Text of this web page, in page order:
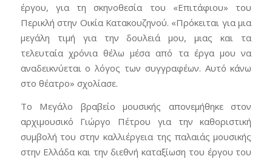
έργου, για τη σκηνοθεσία του «Επιτάφιου» του
Περικλή στην Οικία Κατακουζηνού. «Πρόκειται για μια
μεγάλη τιμή για την δουλειά μου, μιας και τα
τελευταία χρόνια θέλω μέσα από τα έργα μου να
αναδεικνύεται ο λόγος των συγγραφέων. Αυτό κάνω
στο θέατρο» σχολίασε.
Το Μεγάλο βραβείο μουσικής απονεμήθηκε στον
αρχιμουσικό Γιώργο Πέτρου για την καθοριστική
συμβολή του στην καλλιέργεια της παλαιάς μουσικής
στην Ελλάδα και την διεθνή καταξίωση του έργου του